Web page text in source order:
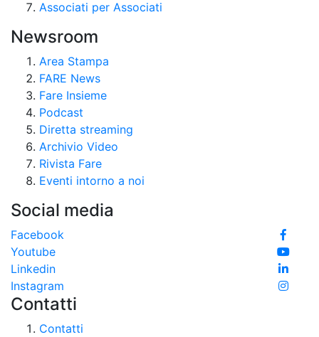
Associati per Associati
Newsroom
Area Stampa
FARE News
Fare Insieme
Podcast
Diretta streaming
Archivio Video
Rivista Fare
Eventi intorno a noi
Social media
Facebook
Youtube
Linkedin
Instagram
Contatti
Contatti